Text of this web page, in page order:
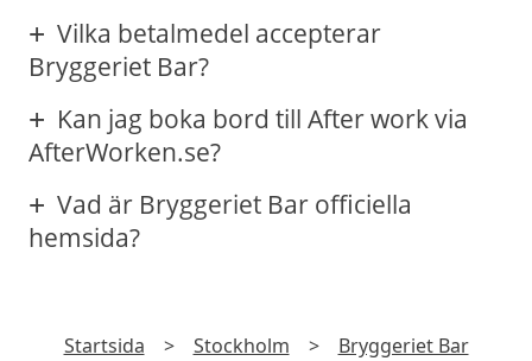
Vilka betalmedel accepterar
Bryggeriet Bar?
Kan jag boka bord till After work via
AfterWorken.se?
Vad är Bryggeriet Bar officiella
hemsida?
Startsida > Stockholm > Bryggeriet Bar